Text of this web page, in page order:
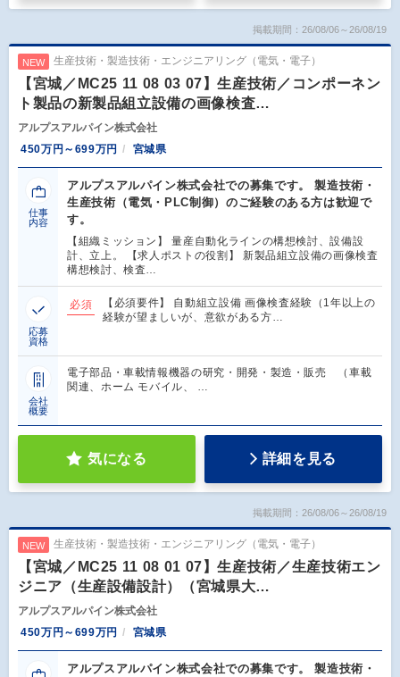
掲載期間：26/08/06～26/08/19
NEW 生産技術・製造技術・エンジニアリング（電気・電子）
【宮城／MC25 11 08 03 07】生産技術／コンポーネン
ト製品の新製品組立設備の画像検査…
アルプスアルパイン株式会社
450万円～699万円
宮城県
仕事
内容
アルプスアルパイン株式会社での募集です。 製造技術・
生産技術（電気・PLC制御）のご経験のある方は歓迎で
す。
【組織ミッション】 量産自動化ラインの構想検討、設備設
計、立上。 【求人ポストの役割】 新製品組立設備の画像検査
構想検討、検査…
応募
資格
必須
【必須要件】 自動組立設備 画像検査経験（1年以上の
経験が望ましいが、意欲がある方…
会社
概要
電子部品・車載情報機器の研究・開発・製造・販売 （車載
関連、ホーム モバイル、 …
気になる 詳細を見る
掲載期間：26/08/06～26/08/19
NEW 生産技術・製造技術・エンジニアリング（電気・電子）
【宮城／MC25 11 08 01 07】生産技術／生産技術エン
ジニア（生産設備設計）（宮城県大…
アルプスアルパイン株式会社
450万円～699万円
宮城県
アルプスアルパイン株式会社での募集です。 製造技術・